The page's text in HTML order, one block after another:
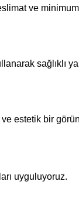
ve
sağlıklı
estetik bir
uyguluyoruz.